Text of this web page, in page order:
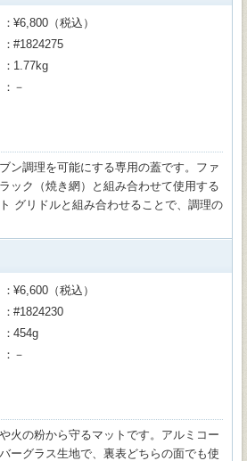
¥6,800（税込）
#1824275
1.77kg
－
ン調理を可能にする専用の蓋です。ファ
ック（焼き網）と組み合わせて使用する
グリドルと組み合わせることで、調理の
¥6,600（税込）
#1824230
454g
－
火の粉から守るマットです。アルミコー
ーグラス生地で、裏表どちらの面でも使